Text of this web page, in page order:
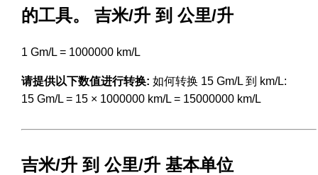
的工具。 吉米/升 到 公里/升
1 Gm/L = 1000000 km/L
请提供以下数值进行转换: 如何转换 15 Gm/L 到 km/L:
15 Gm/L = 15 × 1000000 km/L = 15000000 km/L
吉米/升 到 公里/升 基本单位